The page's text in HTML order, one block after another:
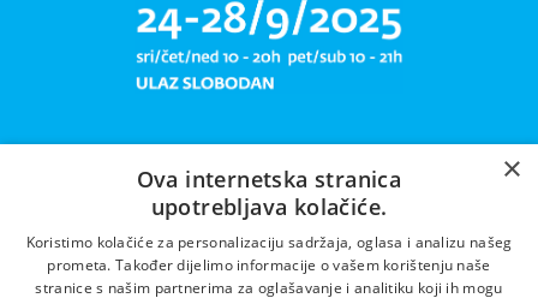
Libar plete mrižu svoju!
×
Ova internetska stranica
upotrebljava kolačiće.
Koristimo kolačiće za personalizaciju sadržaja, oglasa i analizu našeg
prometa. Također dijelimo informacije o vašem korištenju naše
stranice s našim partnerima za oglašavanje i analitiku koji ih mogu